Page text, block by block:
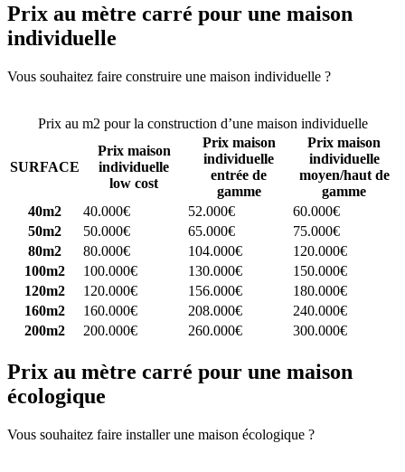
Prix au mètre carré pour une maison
individuelle
Vous souhaitez faire construire une maison individuelle ?
Prix au m2 pour la construction d’une maison individuelle
SURFACE
Prix maison
individuelle
low cost
Prix maison
individuelle
entrée de
gamme
Prix maison
individuelle
moyen/haut de
gamme
40m2
40.000€ 52.000€
60.000€
50m2
50.000€ 65.000€
75.000€
80m2
80.000€ 104.000€
120.000€
100m2
100.000€ 130.000€
150.000€
120m2
120.000€ 156.000€
180.000€
160m2
160.000€ 208.000€
240.000€
200m2
200.000€ 260.000€ 300.000€
Prix au mètre carré pour une maison
écologique
Vous souhaitez faire installer une maison écologique ?